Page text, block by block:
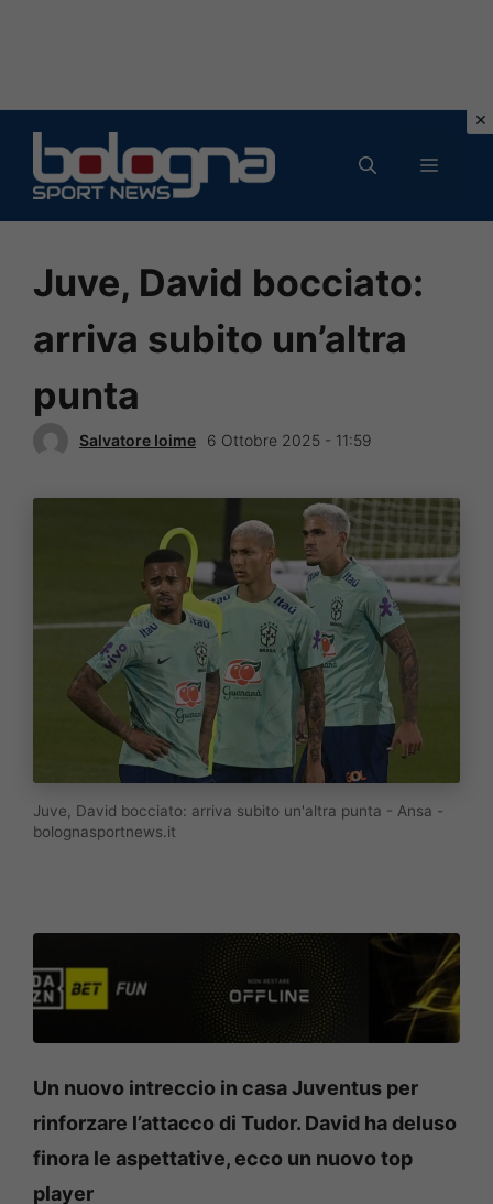
contenuto
MENU
Juve, David bocciato:
arriva subito un’altra
punta
Salvatore Ioime 6 Ottobre 2025 - 11:59
Juve, David bocciato: arriva subito un'altra punta - Ansa -
bolognasportnews.it
Un nuovo intreccio in casa Juventus per
rinforzare l’attacco di Tudor. David ha deluso
finora le aspettative, ecco un nuovo top
player